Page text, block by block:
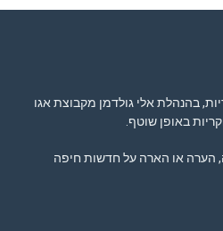
בהנהלת אלי גולדמן מקבוצת אגו
באופן שוטף.
הערה או הארה על חדשות חיפה